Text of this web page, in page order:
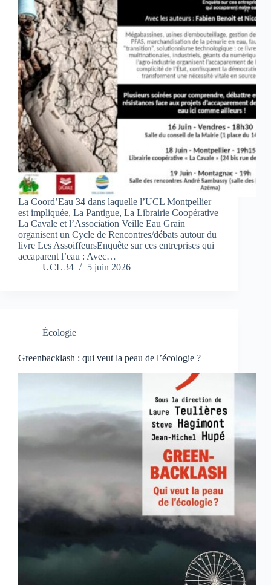
La Coord’Eau 34 dans laquelle l’UCL Montpellier
est impliquée, La Pantigue, La Librairie Coopérative
La Cavale et l’Association Veille Eau Grain
organisent un Cycle de Rencontres/débats autour du
livre Les AssoiffeursEnquête sur ces entreprises qui
accaparent l’eau : Avec…
UCL 34
5 juin 2026
Écologie
Greenbacklash : qui veut la peau de l’écologie ?